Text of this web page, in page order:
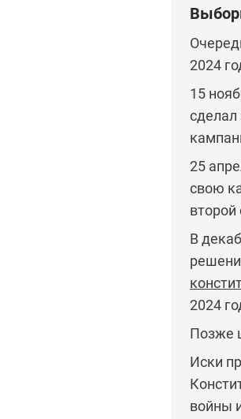
2024
15
сделал
25
свою
второй
В
2024
Позже
Иски
войны